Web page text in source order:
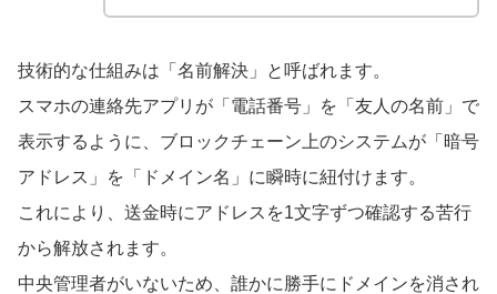
技術的な仕組みは「名前解決」と呼ばれます。
スマホの連絡先アプリが「電話番号」を「友人の名前」で
表示するように、ブロックチェーン上のシステムが「暗号
アドレス」を「ドメイン名」に瞬時に紐付けます。
これにより、送金時にアドレスを1文字ずつ確認する苦行
から解放されます。
中央管理者がいないため、誰かに勝手にドメインを消され